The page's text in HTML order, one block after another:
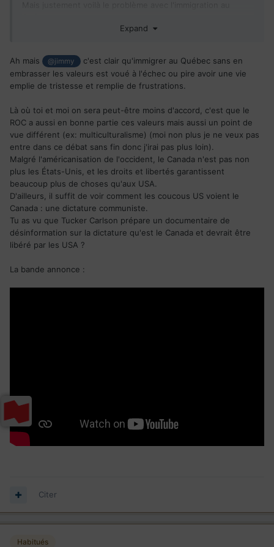
On a tellement soif au Québec d'immigration francophone
qui s'en crissent de s'intégrer ou non.
Il y a pleins de gens qui immigrent au Québec en se crissant
complètement de ce qu'est la société Québécoise
francophone.
Que ce soit la langue, la laïcité, le désir du Québec de
s'autogérer dans plusieurs domaines et ne pas dépendre
des décisions fédérales pour faire plaisirs aux anglophones
etc....
Tout ca une grande quantité d'immigrants s'en foutent
complètement...a la limite ils ne sont même pas au courant
que ces faits existent...même ceux que tu as cité plus haut.
Dans certains cas ils ont quittés un pays de merde, dans
d'autres cas ils sont ici pour faire de l'argent, dans d'autres
cas ils sont ici parce que ils espèrent qu'un jour a partir d'ici
ils vont pouvoir immigrer vers le Saint Graal, le Nirvana, la
Et donc les petites préoccupations identitaires, les petites
Le problème c'est que nous en favorisant une immigration
immigrants seront intégrables facilement et donc
adhèreront a nos valeurs.
Expand
Ah mais @jimmy
c'est clair qu'immigrer au Québec sans en
embrasser les valeurs est voué à l'échec ou pire avoir une vie
emplie de tristesse et remplie de frustrations.
Là où toi et moi on sera peut-être moins d'accord, c'est que le
ROC a aussi en bonne partie ces valeurs mais aussi un point de
vue différent (ex: multiculturalisme) (moi non plus je ne veux pas
entre dans ce débat sans fin donc j'irai pas plus loin).
Malgré l'américanisation de l'occident, le Canada n'est pas non
plus les États-Unis, et les droits et libertés garantissent
beaucoup plus de choses qu'aux USA.
D'ailleurs, il suffit de voir comment les coucous US voient le
Canada : une dictature communiste.
Tu as vu que Tucker Carlson prépare un documentaire de
désinformation sur la dictature qu'est le Canada et devrait être
libéré par les USA ?
La bande annonce :
Citer
Habitués